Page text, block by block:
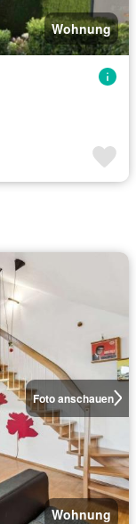
Wohnung
Foto anschauen
Wohnung